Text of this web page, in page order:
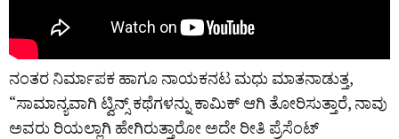
ನಂತರ ನಿರ್ಮಾಪಕ ಹಾಗೂ ನಾಯಕನಟ ಮಧು ಮಾತನಾಡುತ್ತ,
“ಸಾಮಾನ್ಯವಾಗಿ ಟ್ವಿನ್ಸ್ ಕಥೆಗಳನ್ನು ಕಾಮಿಕ್ ಆಗಿ ತೋರಿಸುತ್ತಾರೆ, ನಾವು
ಅವರು ರಿಯಲ್ಲಾಗಿ ಹೇಗಿರುತ್ತಾರೋ ಅದೇ ರೀತಿ ಪ್ರೆಸೆಂಟ್